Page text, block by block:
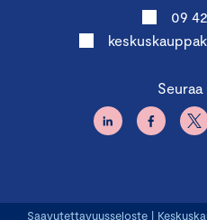
09
Seuraa
Saavutettavuusseloste |